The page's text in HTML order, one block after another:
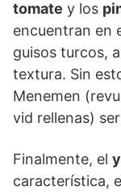
tomate y los
encuentran en
guisos turcos,
textura. Sin
Menemen
vid rellenas)
Finalmente, el
característica,